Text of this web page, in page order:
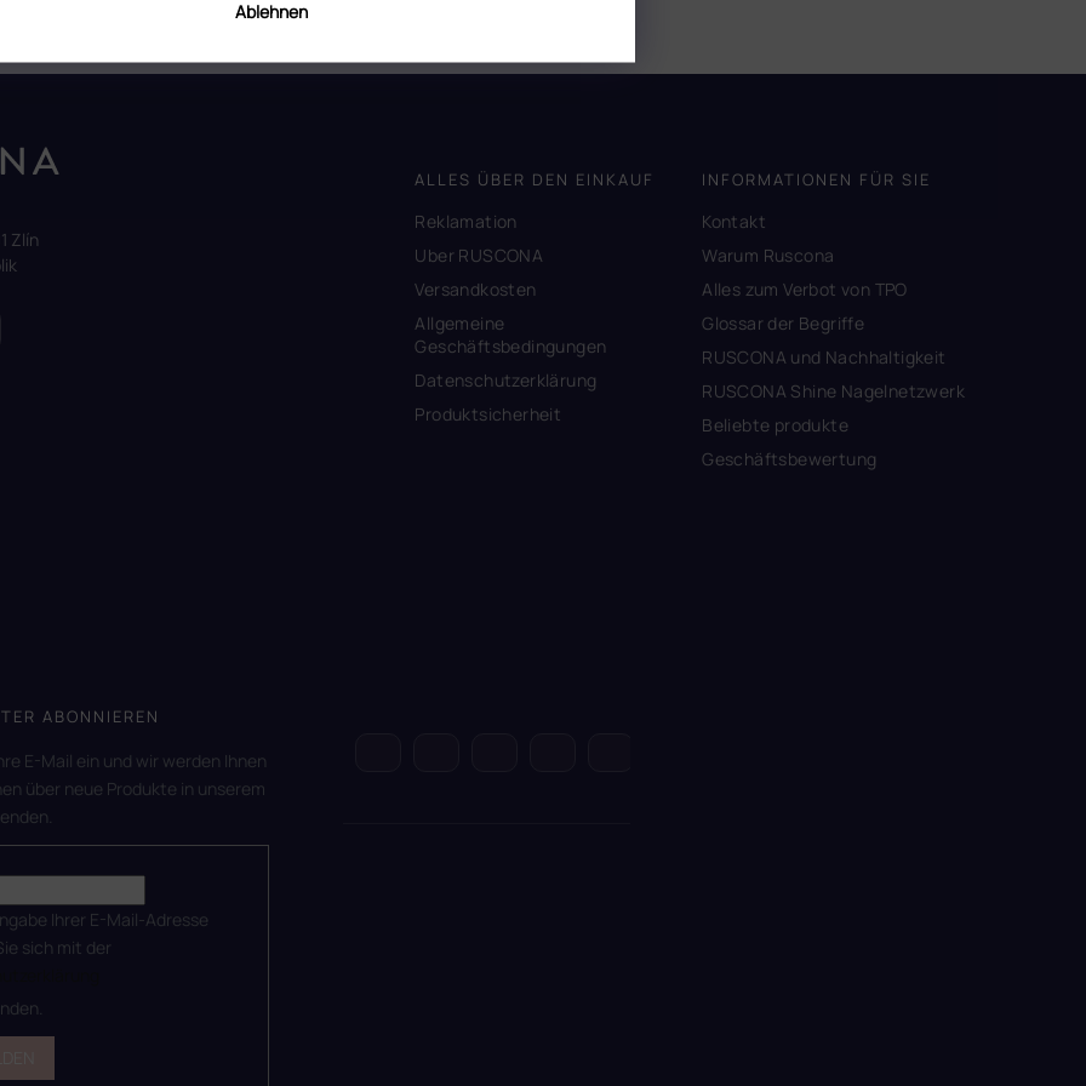
Ablehnen
Zlín
ALLES ÜBER DEN EINKAUF
Reklamation
Uber RUSCONA
Versandkosten
Allgemeine
Geschäftsbedingungen
Datenschutzerklärung
Produktsicherheit
INFORMATIONEN FÜR SIE
Kontakt
Warum Ruscona
Alles zum Verbot von TPO
Glossar der Begriffe
RUSCONA und Nachhaltigkeit
RUSCONA Shine Nagelnetzwerk
Beliebte produkte
Geschäftsbewertung
ABONNIEREN
E-Mail ein und wir werden Ihnen
über neue Produkte in unserem
Ihrer E-Mail-Adresse
sich mit der